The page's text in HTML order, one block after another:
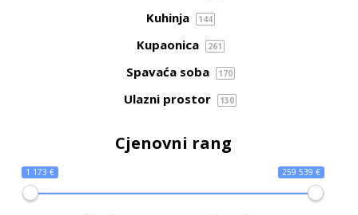
Kuhinja 144
Kupaonica 261
Spavaća soba 170
Ulazni prostor 130
Cjenovni rang
1 173 € 259 539 €